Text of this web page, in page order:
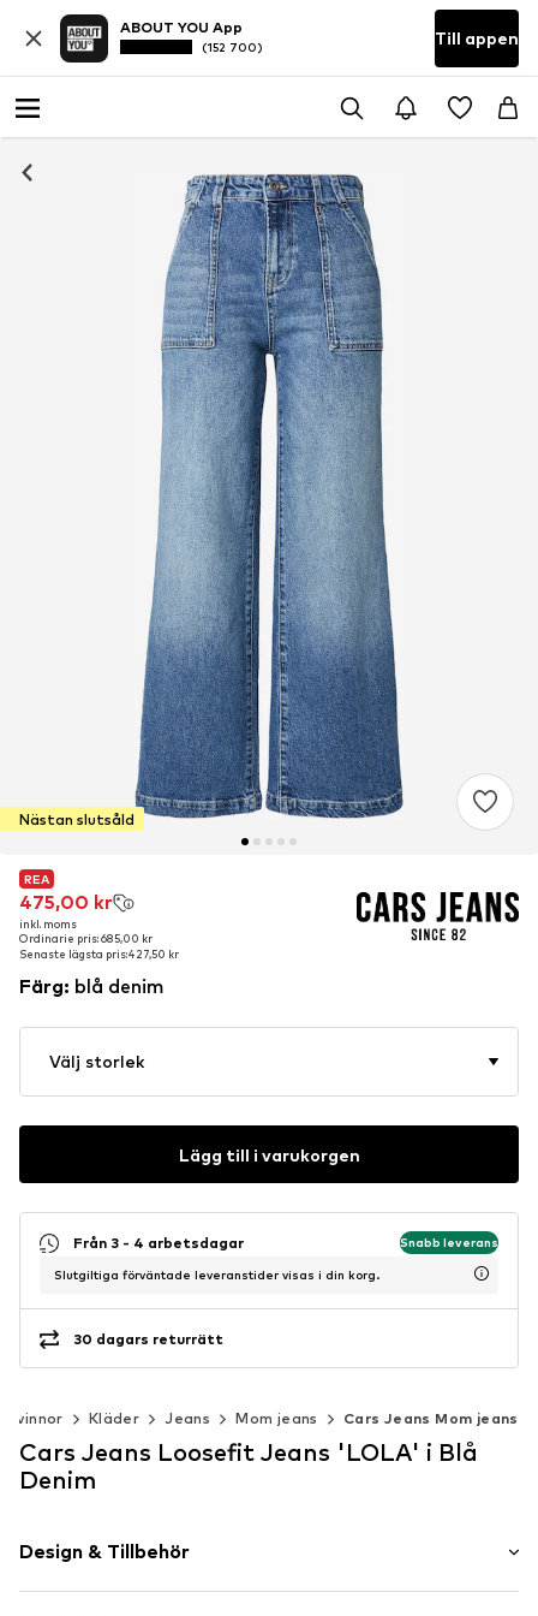
ABOUT YOU App
(152 700) Till appen
Nästan slutsåld
REA
475,00 kr
inkl. moms
Ordinarie pris: 685,00 kr
Senaste lägsta pris:427,50 kr
REA
475,00 kr
inkl. moms
Ordinarie pris: 685,00 kr
Senaste lägsta pris:427,50 kr
Färg: blå denim
Välj storlek
Lägg till i varukorgen
Från 3 - 4 arbetsdagar Snabb leverans
Slutgiltiga förväntade leveranstider visas i din korg.
30 dagars returrätt
Kvinnor Kläder Jeans Mom jeans Cars Jeans Mom jeans
Cars Jeans Loosefit Jeans 'LOLA' i Blå
Denim
Design & Tillbehör